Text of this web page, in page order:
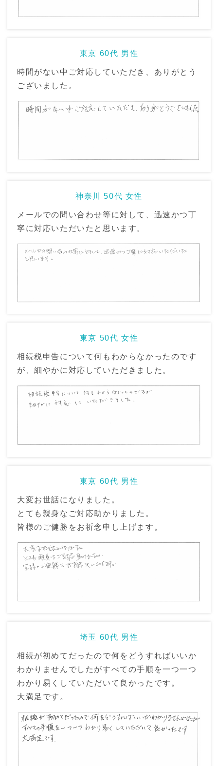
東京 60代 男性
時間がない中ご対応していただき、ありがとう
ございました。
神奈川 50代 女性
メールでの問い合わせ等に対して、迅速かつ丁
寧に対応いただいたと思います。
東京 50代 女性
相続税申告について何もわからなかったのです
が、細やかに対応していただきました。
東京 60代 男性
大変お世話になりました。
とても親身なご対応助かりました。
皆様のご健勝をお祈念申し上げます。
埼玉 60代 男性
相続が初めてだったので何をどうすればいいか
わかりませんでしたがすべての手順を一つ一つ
わかり易くしていただいて良かったです。
大満足です。